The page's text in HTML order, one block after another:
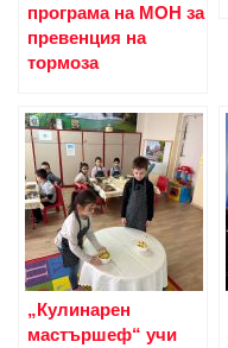
програма на МОН за
превенция на
тормоза
„Кулинарен
мастършеф“ учи